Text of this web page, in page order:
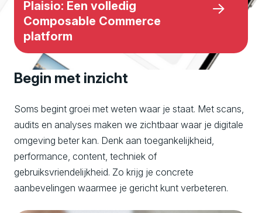
Plaisio: Een volledig
Composable Commerce
platform
Begin met inzicht
Soms begint groei met weten waar je staat. Met scans,
audits en analyses maken we zichtbaar waar je digitale
omgeving beter kan. Denk aan toegankelijkheid,
performance, content, techniek of
gebruiksvriendelijkheid. Zo krijg je concrete
aanbevelingen waarmee je gericht kunt verbeteren.